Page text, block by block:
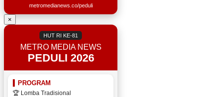
metromedianews.co/peduli
×
HUT RI KE-81
METRO MEDIA NEWS
PEDULI 2026
PROGRAM
🏆 Lomba Tradisional